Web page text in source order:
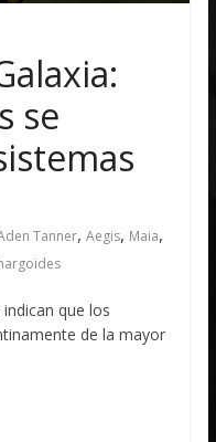
se
Tanner,Aegis, Maia,
que los
de la mayor